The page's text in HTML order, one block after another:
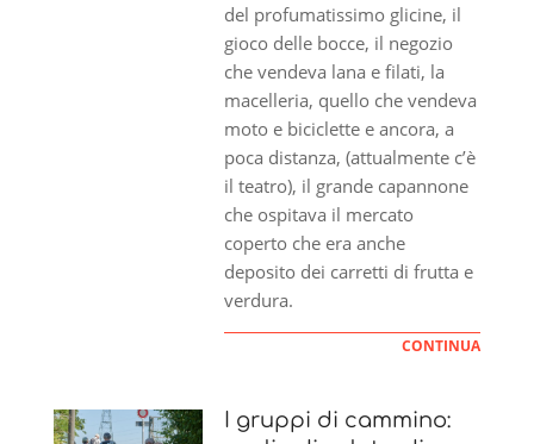
del profumatissimo glicine, il
gioco delle bocce, il negozio
che vendeva lana e filati, la
macelleria, quello che vendeva
moto e biciclette e ancora, a
poca distanza, (attualmente c’è
il teatro), il grande capannone
che ospitava il mercato
coperto che era anche
deposito dei carretti di frutta e
verdura.
CONTINUA
I gruppi di cammino: